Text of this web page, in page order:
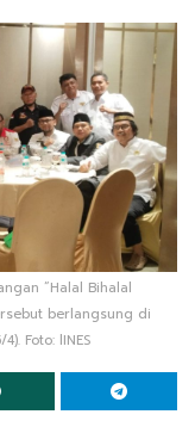
“Halal Bihalal
berlangsung di
Foto: lINES